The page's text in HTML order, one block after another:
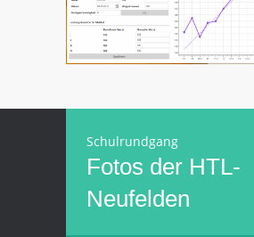
Schulrundgang
Fotos der HTL-
Neufelden